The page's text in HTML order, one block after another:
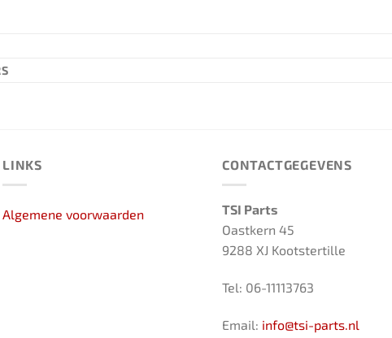
LINKS
Algemene voorwaarden
CONTACTGEGEVENS
TSI Parts
Oastkern 45
9288 XJ Kootstertille
Tel: 06-11113763
Email: info@tsi-parts.nl